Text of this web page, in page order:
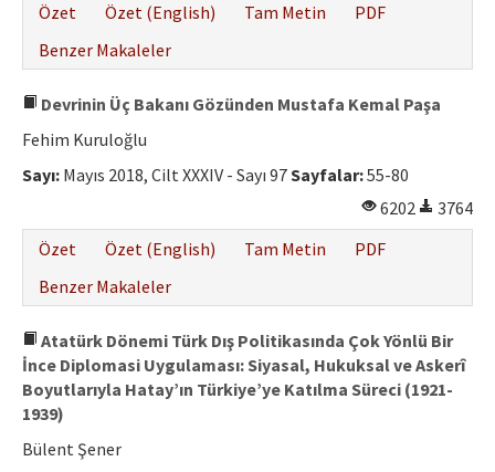
İletişim
Özet
Özet (English) Tam Metin
PDF
Benzer Makaleler
Devrinin Üç Bakanı Gözünden Mustafa Kemal Paşa
Fehim Kuruloğlu
Sayı: Mayıs 2018, Cilt XXXIV - Sayı 97Sayfalar:55-80
6202
3764
Özet
Özet (English) Tam Metin
PDF
Benzer Makaleler
Atatürk Dönemi Türk Dış Politikasında Çok Yönlü Bir
İnce Diplomasi Uygulaması: Siyasal, Hukuksal ve Askerî
Boyutlarıyla Hatay’ın Türkiye’ye Katılma Süreci (1921-
1939)
Bülent Şener